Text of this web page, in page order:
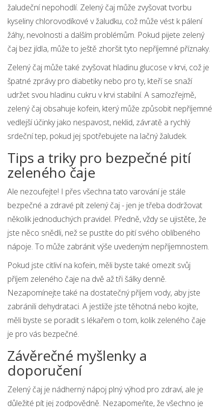
žaludeční nepohodlí. Zelený čaj může zvyšovat tvorbu
kyseliny chlorovodíkové v žaludku, což může vést k pálení
žáhy, nevolnosti a dalším problémům. Pokud pijete zelený
čaj bez jídla, může to ještě zhoršit tyto nepříjemné příznaky.
Zelený čaj může také zvyšovat hladinu glucose v krvi, což je
špatné zprávy pro diabetiky nebo pro ty, kteří se snaží
udržet svou hladinu cukru v krvi stabilní. A samozřejmě,
zelený čaj obsahuje kofein, který může způsobit nepříjemné
vedlejší účinky jako nespavost, neklid, závratě a rychlý
srdeční tep, pokud jej spotřebujete na lačný žaludek.
Tips a triky pro bezpečné pití
zeleného čaje
Ale nezoufejte! I přes všechna tato varování je stále
bezpečné a zdravé pít zelený čaj - jen je třeba dodržovat
několik jednoduchých pravidel. Předně, vždy se ujistěte, že
jste něco snědli, než se pustíte do pití svého oblíbeného
nápoje. To může zabránit výše uvedeným nepříjemnostem.
Pokud jste citliví na kofein, měli byste také omezit svůj
příjem zeleného čaje na dvě až tři šálky denně.
Nezapomínejte také na dostatečný příjem vody, aby jste
zabránili dehydrataci. A jestliže jste těhotná nebo kojíte,
měli byste se poradit s lékařem o tom, kolik zeleného čaje
je pro vás bezpečné.
Závěrečné myšlenky a
doporučení
Zelený čaj je nádherný nápoj plný výhod pro zdraví, ale je
důležité pít jej zodpovědně. Nezapomeňte, že všechno je